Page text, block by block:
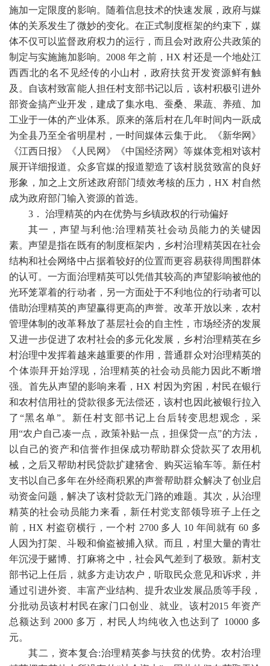
施加一定限度的影响。随着信息技术的快速发展，政府与媒
体的关系发生了微妙的变化。在正式制度框架的约束下，媒
体不仅可以监督政府权力的运行，而且会对政府公共政策的
制定与实施施加影响。 2008 年之前，HX村还是一个地处江
西西北的名不见经传的小山村，政府扶贫开发资源鲜有触
及。自该村致富能人担任村支部书记以后，该村积极引进外
部资金搞产业开发，建成了集水电、蚕桑、果蔬、养殖、加
工业于一体的产业体系。原来的落后村在几年时间内一跃成
为全县乃至全省明星村，一时间媒体云集于此。《新华网》
《江西日报》《人民网》《中国经济网》等媒体竞相对该村
展开详细报道。众多官媒的报道塑造了该村脱贫致富的良好
形象，加之上文所述政府部门绩效考核的压力，HX 村自然
成为政府部门输入资源的首选。
3 ． 治理精英的内在优势与乡镇政权的行动偏好
其一，声望与利他:治理精英社会动员能力的关键因
素。声望是指在既有的制度框架内，乡村治理精英因在社会
结构和社会网络中占据着较好的位置而更容易获得周围群体
的认可。一方面治理精英可以凭借其较高的声望影响被他的
光环笼罩着的行动者，另一方面处于不利地位的行动者可以
借助治理精英的声望赢得更高的声誉。改革开放以来，农村
管理体制的改革释放了基层社会的自主性，市场经济的发展
又进一步促进了农村社会的多元化发展，乡村治理精英在乡
村治理中发挥着越来越重要的作用，普通群众对治理精英的
个体崇拜开始浮现，治理精英的社会动员能力因此不断增
强。首先从声望的影响来看，HX 村因为穷困，村民在银行
和农村信用社的贷款很多无法偿还，该村也因此被银行拉入
了“黑名单”。新任村支部书记上台后转变思想观念，采
用“农户自己凑一点，政策补贴一点，担保贷一点”的方法，
以自己的资产和信誉作担保成功帮助群众贷款买了农用机
械，之后又帮助村民贷款扩建猪舍、购买运输车等。新任村
支书以自己多年在外经商积累的声誉帮助群众解决了创业启
动资金问题，解决了该村贷款无门路的难题。其次，从治理
精英的社会动员能力来看，新任村党支部领导班子上任之
前，HX 村盗窃横行，一个村 2700 多人 10 年间就有60 多
人因为打架、斗殴和偷盗被捕入狱。而且，村里大量的青壮
年沉浸于赌博、打麻将之中，社会风气差到了极致。新村支
部书记上任后，就多方走访农户，听取民众意见和诉求，并
通过引进外资、丰富产业结构、提升农业发展品质等手段，
分批动员该村村民在家门口创业、就业。该村2015 年资产
总额达到 2000 多万，村民人均纯收入也达到了 10000 多
元。
其二，资本复合:治理精英参与扶贫的优势。农村治理